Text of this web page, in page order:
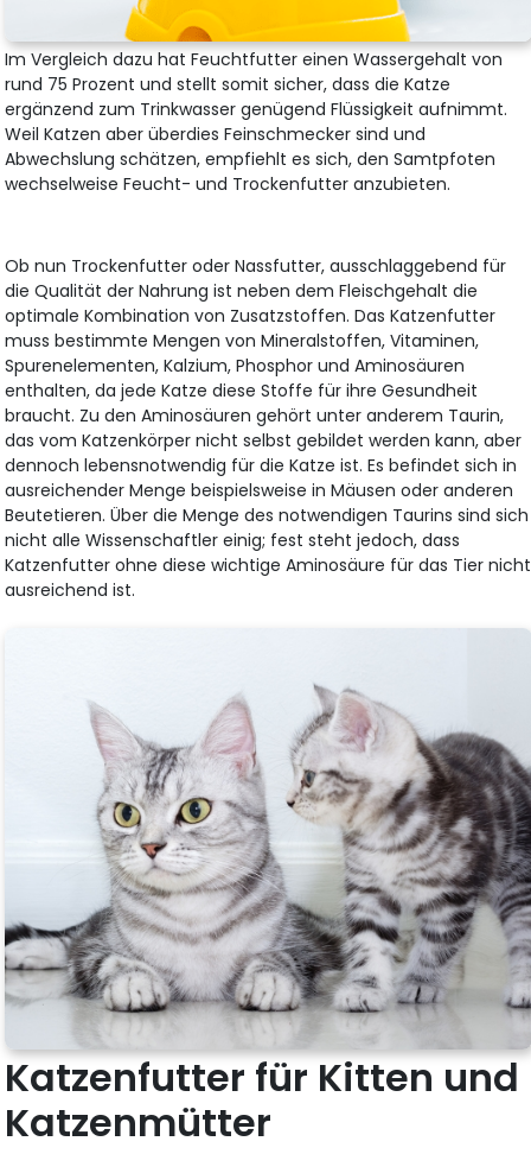
Im Vergleich dazu hat Feuchtfutter einen Wassergehalt von
rund 75 Prozent und stellt somit sicher, dass die Katze
ergänzend zum Trinkwasser genügend Flüssigkeit aufnimmt.
Weil Katzen aber überdies Feinschmecker sind und
Abwechslung schätzen, empfiehlt es sich, den Samtpfoten
wechselweise Feucht- und Trockenfutter anzubieten.
Ob nun Trockenfutter oder Nassfutter, ausschlaggebend für
die Qualität der Nahrung ist neben dem Fleischgehalt die
optimale Kombination von Zusatzstoffen. Das Katzenfutter
muss bestimmte Mengen von Mineralstoffen, Vitaminen,
Spurenelementen, Kalzium, Phosphor und Aminosäuren
enthalten, da jede Katze diese Stoffe für ihre Gesundheit
braucht. Zu den Aminosäuren gehört unter anderem Taurin,
das vom Katzenkörper nicht selbst gebildet werden kann, aber
dennoch lebensnotwendig für die Katze ist. Es befindet sich in
ausreichender Menge beispielsweise in Mäusen oder anderen
Beutetieren. Über die Menge des notwendigen Taurins sind sich
nicht alle Wissenschaftler einig; fest steht jedoch, dass
Katzenfutter ohne diese wichtige Aminosäure für das Tier nicht
ausreichend ist.
Katzenfutter für Kitten und
Katzenmütter